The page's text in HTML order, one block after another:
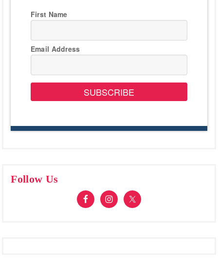
First Name
Email Address
SUBSCRIBE
Follow Us